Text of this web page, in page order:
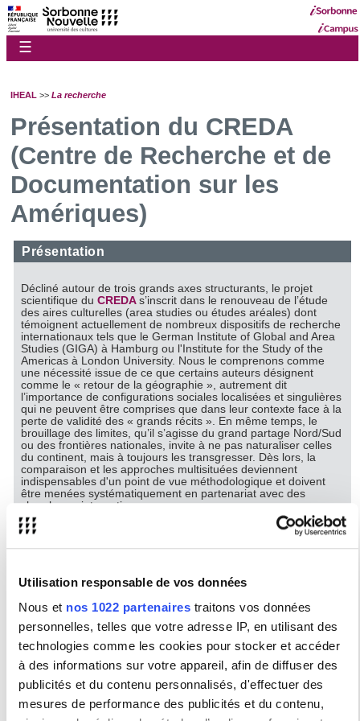
Utilisation responsable de vos données
Nous et nos 1022 partenaires traitons vos données
personnelles, telles que votre adresse IP, en utilisant des
technologies comme les cookies pour stocker et accéder
à des informations sur votre appareil, afin de diffuser des
publicités et du contenu personnalisés, d'effectuer des
mesures de performance des publicités et du contenu,
☰
IHEAL >> La recherche
Présentation du CREDA
(Centre de Recherche et de
Documentation sur les
Amériques)
Présentation
Décliné autour de trois grands axes structurants, le projet
scientifique duCREDAs’inscrit dans le renouveau de l’étude
des aires culturelles (area studies ou études aréales) dont
témoignent actuellement de nombreux dispositifs de recherche
internationaux tels que le German Institute of Global and Area
Studies (GIGA) à Hamburg ou l'Institute for the Study of the
Americas à London University. Nous le comprenons comme
une nécessité issue de ce que certains auteurs désignent
comme le « retour de la géographie », autrement dit
l’importance de configurations sociales localisées et singulières
qui ne peuvent être comprises que dans leur contexte face à la
perte de validité des « grands récits ». En même temps, le
brouillage des limites, qu’il s’agisse du grand partage Nord/Sud
ou des frontières nationales, invite à ne pas naturaliser celles
du continent, mais à toujours les transgresser. Dès lors, la
comparaison et les approches multisituées deviennent
indispensables d'un point de vue méthodologique et doivent
être menées systématiquement en partenariat avec des
chercheurs internationaux.
désormais l’enjeu du dialogue avec des disciplines hors des
SHS (écologie, SPI, sciences de la terre). Cela impose de viser
l’excellence dans les différentes disciplines représentées au
sein de l’unité (géographie, histoire, économie, science
politique, anthropologie, sociologie) pour mener au mieux ses
collaborations et pouvoir en retour faire évoluer les canons
disciplinaires. La pluridisciplinarité doit être construite en
fonction des thèmes et des problématiques. Enfin, notre unité,
bien qu’elle s’inscrive dans les approches internationales, n’a
pas de vocation particulière à étudier les relations
internationales au sens des rapports entre les Etats ; il s’agit
plutôt d’étudier les sociétés américaines de l’intérieur, souvent